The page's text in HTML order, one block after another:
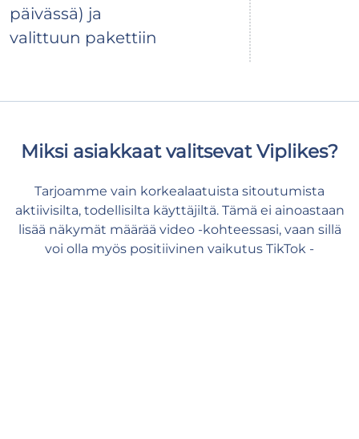
päivässä) ja
valittuun pakettiin
Miksi asiakkaat valitsevat Viplikes?
Tarjoamme vain korkealaatuista sitoutumista
aktiivisilta, todellisilta käyttäjiltä. Tämä ei ainoastaan
lisää näkymät määrää video -kohteessasi, vaan sillä
voi olla myös positiivinen vaikutus TikTok -